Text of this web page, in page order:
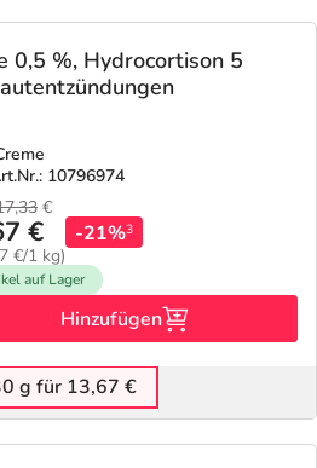
0,5 %, Hydrocortison 5
10796974
€
€
€/1 kg)
-21%3
auf Lager
Hinzufügen
g für 13,67 €